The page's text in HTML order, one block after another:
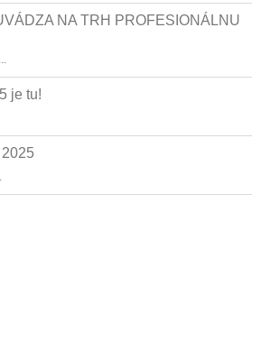
NA TRH PROFESIONÁLNU
je tu!